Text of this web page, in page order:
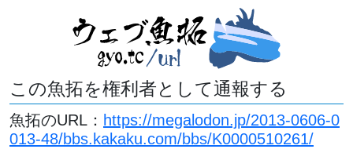
この魚拓を権利者として通報する
魚拓のURL： https://megalodon.jp/2013-0606-0
013-48/bbs.kakaku.com/bbs/K0000510261/